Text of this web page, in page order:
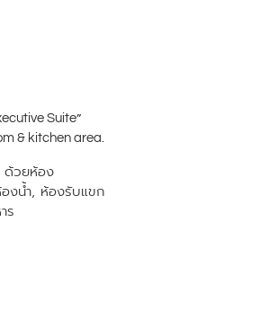
Suite”
& kitchen area.
ด้วยห้อง
งน้ำ, ห้องรับแขก
ร